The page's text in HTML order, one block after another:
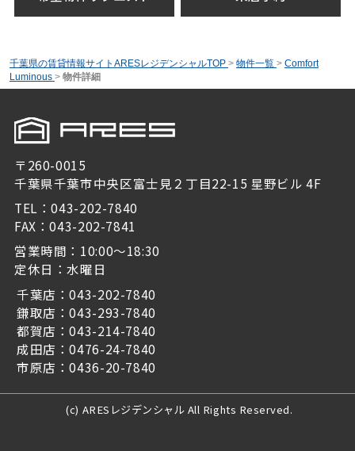
千葉県の賃貸情報サイトARESレジデンシャルTOP > 物件一覧 > Comfort
Luminous > 物件詳細
〒260-0015
千葉県千葉市中央区富士見２丁目22-15 星野ビル 4F
TEL：043-202-7840
FAX：043-202-7841
営業時間：10:00～18:30
定休日：水曜日
千葉店：043-202-7840
鎌取店：043-293-7840
都賀店：043-214-7840
成田店：0476-24-7840
市原店：0436-20-7840
(c) ARESレジデンシャル All Rights Reserved.